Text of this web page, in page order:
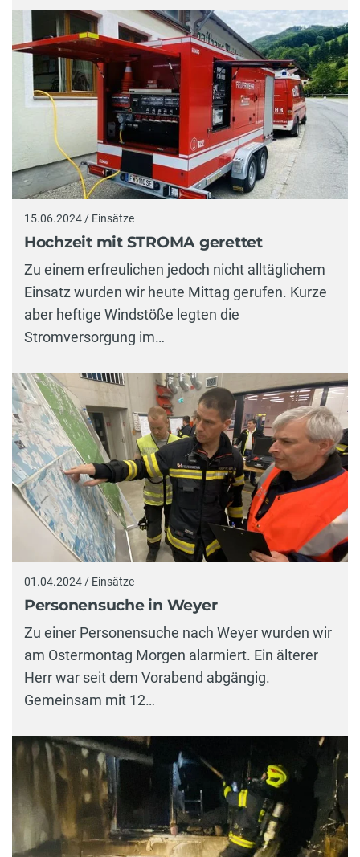
15.06.2024 / Einsätze
Hochzeit mit STROMA gerettet
Zu einem erfreulichen jedoch nicht alltäglichem
Einsatz wurden wir heute Mittag gerufen. Kurze
aber heftige Windstöße legten die
Stromversorgung im…
01.04.2024 / Einsätze
Personensuche in Weyer
Zu einer Personensuche nach Weyer wurden wir
am Ostermontag Morgen alarmiert. Ein älterer
Herr war seit dem Vorabend abgängig.
Gemeinsam mit 12…